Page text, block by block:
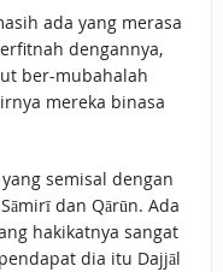
ada yang merasa
dengannya,
ber-mubahalah
mereka binasa
dan Qārūn. Ada
hakikatnya sangat
dia itu Dajjāl